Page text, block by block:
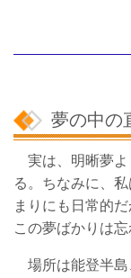
新しい心
夢の中の
実は、明晰夢よ
る。ちなみに、
まりにも日常的
この夢ばかりは
場所は能登半島